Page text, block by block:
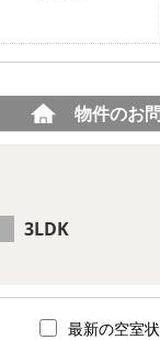
物件のお
3LDK
最新の空室